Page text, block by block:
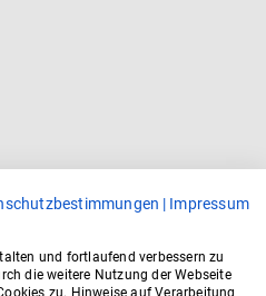
| Impressum
und fortlaufend verbessern zu
die weitere Nutzung der Webseite
zu. Hinweise auf Verarbeitung